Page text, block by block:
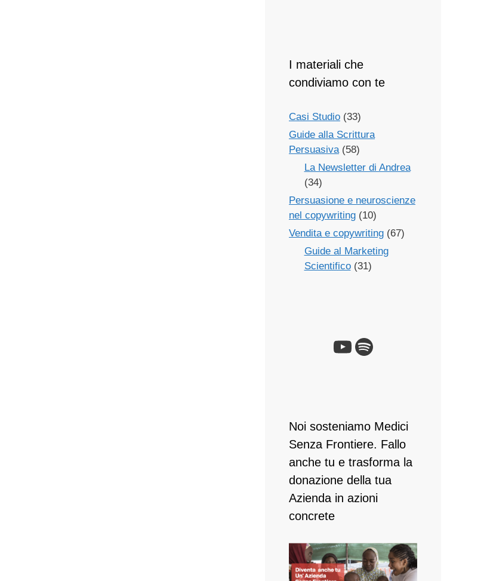
I materiali che
condiviamo con te
Casi Studio (33)
Guide alla Scrittura
Persuasiva(58)
La Newsletter di Andrea
(34)
Persuasione e neuroscienze
nel copywriting (10)
Vendita e copywriting (67)
Guide al Marketing
Scientifico(31)
YouTube
Spotify
Noi sosteniamo Medici
Senza Frontiere. Fallo
anche tu e ​trasforma la
donazione della tua
Azienda in azioni
concrete